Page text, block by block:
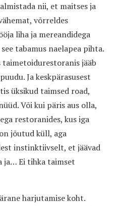
nii, et maitses ja
võrreldes
liha ja mereandidega
tabamus naelapea pihta.
taimetoidurestoranis jääb
Ja keskpärasusest
üksikud taimsed road,
Või kui päris aus olla,
restoranides, kus iga
jõutud küll, aga
instinktiivselt, et jäävad
ja… Ei tihka taimset
harjutamise koht.